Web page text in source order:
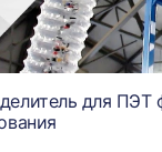
для ПЭТ